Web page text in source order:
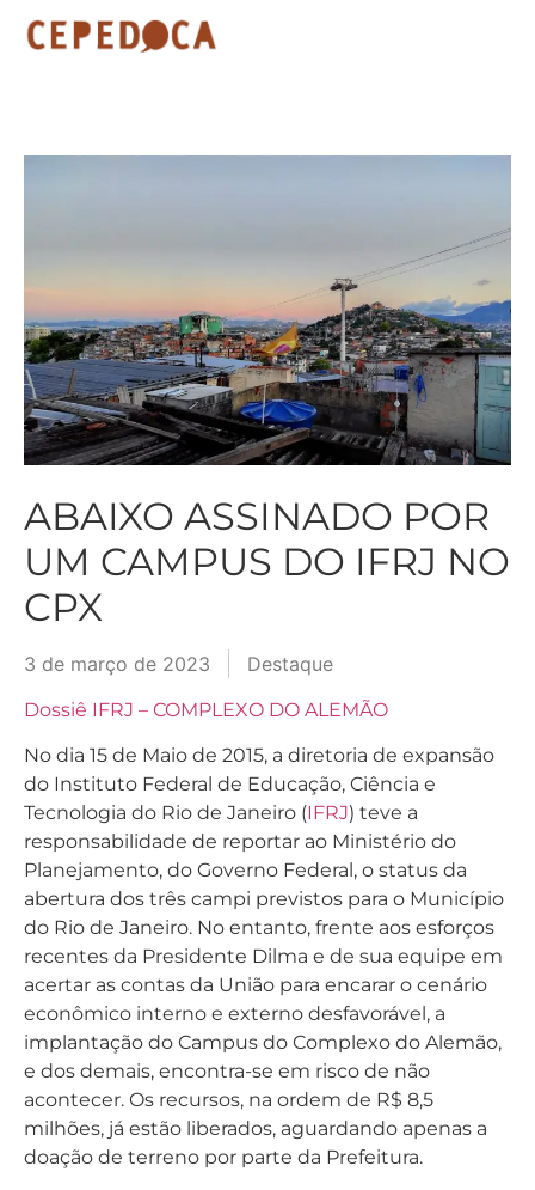
ABAIXO ASSINADO POR
UM CAMPUS DO IFRJ NO
CPX
3 de março de 2023 Destaque
Dossiê IFRJ – COMPLEXO DO ALEMÃO
No dia 15 de Maio de 2015, a diretoria de expansão
do Instituto Federal de Educação, Ciência e
Tecnologia do Rio de Janeiro (IFRJ) teve a
responsabilidade de reportar ao Ministério do
Planejamento, do Governo Federal, o status da
abertura dos três campi previstos para o Município
do Rio de Janeiro. No entanto, frente aos esforços
recentes da Presidente Dilma e de sua equipe em
acertar as contas da União para encarar o cenário
econômico interno e externo desfavorável, a
implantação do Campus do Complexo do Alemão,
e dos demais, encontra-se em risco de não
acontecer. Os recursos, na ordem de R$ 8,5
milhões, já estão liberados, aguardando apenas a
doação de terreno por parte da Prefeitura.